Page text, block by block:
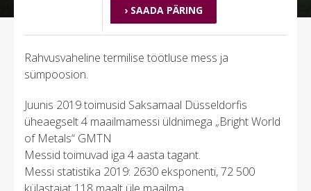
› SAADA PÄRING
Rahvusvaheline termilise töötluse mess ja
sümpoosion.
Juunis 2019 toimusid Saksamaal Düsseldorfis
üheaegselt 4 maailmamessi üldnimega „Bright World
of Metals“ GMTN
Messid toimuvad iga 4 aasta tagant.
Messi statistika 2019: 2630 eksponenti, 72 500